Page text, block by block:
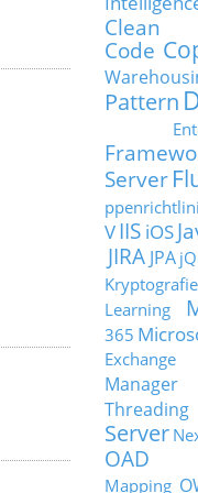
Clean
Code
Pattern
Server
VIIS iOS
JIRA JPA
Kryptografie
Learning
365
Exchange
Manager
Threading
Server
OAD
Mapping